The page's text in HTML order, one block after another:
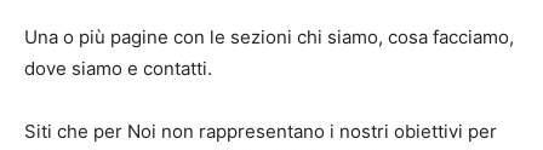
Una o più pagine con le sezioni chi siamo, cosa facciamo,
dove siamo e contatti.
Siti che per Noi non rappresentano i nostri obiettivi per